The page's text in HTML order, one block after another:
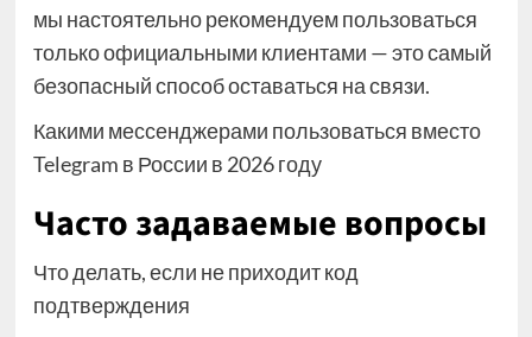
мы настоятельно рекомендуем пользоваться
только официальными клиентами — это самый
безопасный способ оставаться на связи.
Какими мессенджерами пользоваться вместо
Telegram в России в 2026 году
Часто задаваемые вопросы
Что делать, если не приходит код
подтверждения